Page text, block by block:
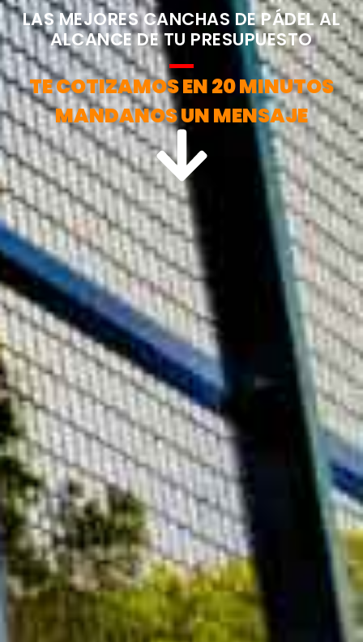
LAS MEJORES CANCHAS DE PÁDEL AL
ALCANCE DE TU PRESUPUESTO
TE COTIZAMOS EN 20 MINUTOS
MANDANOS UN MENSAJE